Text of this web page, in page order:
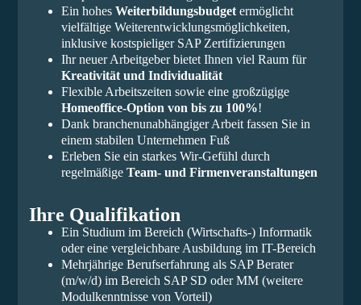
Ein hohes Weiterbildungsbudget ermöglicht
vielfältige Weiterentwicklungsmöglichkeiten,
inklusive kostspieliger SAP Zertifizierungen
Ihr neuer Arbeitgeber bietet Ihnen viel Raum für
Kreativität und Individualität
Flexible Arbeitszeiten sowie eine großzügige
Homeoffice-Option von bis zu 100%!
Dank branchenunabhängiger Arbeit fassen Sie in
einem stabilen Unternehmen Fuß
Erleben Sie ein starkes Wir-Gefühl durch
regelmäßige Team- und Firmenveranstaltungen
Ihre Qualifikation
Ein Studium im Bereich (Wirtschafts-) Informatik
oder eine vergleichbare Ausbildung im IT-Bereich
Mehrjährige Berufserfahrung als SAP Berater
(m/w/d) im Bereich SAP SD oder MM (weitere
Modulkenntnisse von Vorteil)